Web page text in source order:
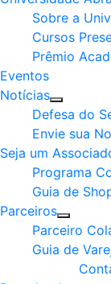
Sobre a
Cursos
Prêmio
Eventos
Notícias
Defesa do
Envie sua
Seja um
Programa
Guia de
Parceiros
Parceiro
Guia de